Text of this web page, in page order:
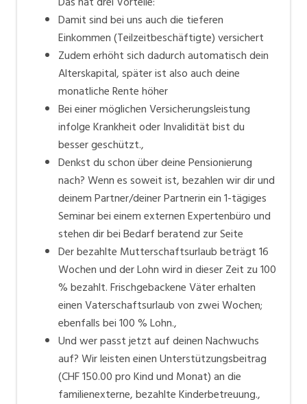
Damit sind bei uns auch die tieferen
Einkommen (Teilzeitbeschäftigte) versichert
Zudem erhöht sich dadurch automatisch dein
Alterskapital, später ist also auch deine
monatliche Rente höher
Bei einer möglichen Versicherungsleistung
infolge Krankheit oder Invalidität bist du
besser geschützt.,
Denkst du schon über deine Pensionierung
nach? Wenn es soweit ist, bezahlen wir dir und
deinem Partner/deiner Partnerin ein 1-tägiges
Seminar bei einem externen Expertenbüro und
stehen dir bei Bedarf beratend zur Seite
Der bezahlte Mutterschaftsurlaub beträgt 16
Wochen und der Lohn wird in dieser Zeit zu 100
% bezahlt. Frischgebackene Väter erhalten
einen Vaterschaftsurlaub von zwei Wochen;
ebenfalls bei 100 % Lohn.,
Und wer passt jetzt auf deinen Nachwuchs
auf? Wir leisten einen Unterstützungsbeitrag
(CHF 150.00 pro Kind und Monat) an die
familienexterne, bezahlte Kinderbetreuung.,